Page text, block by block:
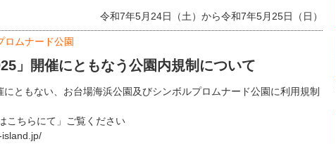
令和7年5月24日（土）から令和7年5月25日（日）
ロムナード公園
」開催にともなう公園内規制について
にともない、お台場海浜公園及びシンボルプロムナード公園に利用規制
こちらにて」ご覧ください
island.jp/